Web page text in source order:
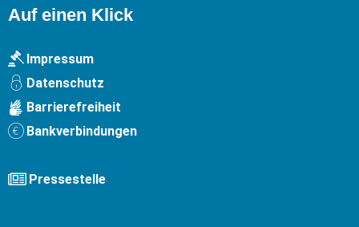
Auf einen Klick
Impressum
Datenschutz
Barrierefreiheit
Bankverbindungen
Pressestelle